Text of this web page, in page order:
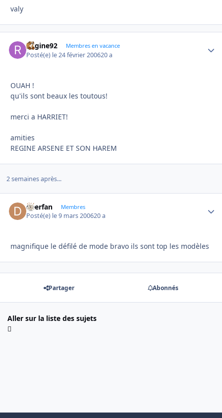
valy
Regine92 Membres en vacance
Posté(e) le 24 février 200620 a
OUAH !
qu'ils sont beaux les toutous!
merci a HARRIET!
amities
REGINE ARSENE ET SON HAREM
2 semaines après...
deerfan Membres
Posté(e) le 9 mars 200620 a
magnifique le défilé de mode bravo ils sont top les modèles
Partager Abonnés
Aller sur la liste des sujets